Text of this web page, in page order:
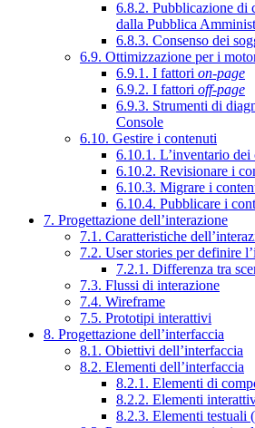
6.8.2. Pubblicazione di
dalla Pubblica
6.8.3. Consenso dei
6.9. Ottimizzazione per i
6.9.1. I fattori on-page
6.9.2. I fattori off-page
6.9.3. Strumenti di
Console
6.10. Gestire i contenuti
6.10.1. L’inventario dei
6.10.2. Revisionare i
6.10.3. Migrare i
6.10.4. Pubblicare i
7. Progettazione dell’interazione
7.1. Caratteristiche
7.2. User stories per definire
7.2.1. Differenza tra
7.3. Flussi di interazione
7.4. Wireframe
7.5. Prototipi interattivi
8. Progettazione dell’interfaccia
8.1. Obiettivi dell’interfaccia
8.2. Elementi dell’interfaccia
8.2.1. Elementi di
8.2.2. Elementi
8.2.3. Elementi testuali